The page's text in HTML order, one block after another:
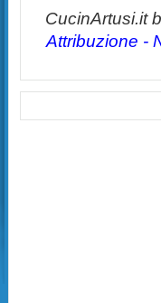
CucinArtusi.it
Attribuzione -